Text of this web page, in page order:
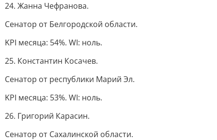
24. Жанна Чефранова.
Сенатор от Белгородской области.
KPI месяца: 54%. WI: ноль.
25. Константин Косачев.
Сенатор от республики Марий Эл.
KPI месяца: 53%. WI: ноль.
26. Григорий Карасин.
Сенатор от Сахалинской области.